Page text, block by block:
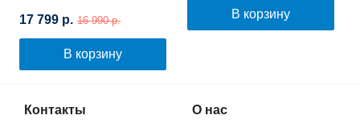
17 799 р. 16 990 р.
В корзину
В корзину
Контакты О нас